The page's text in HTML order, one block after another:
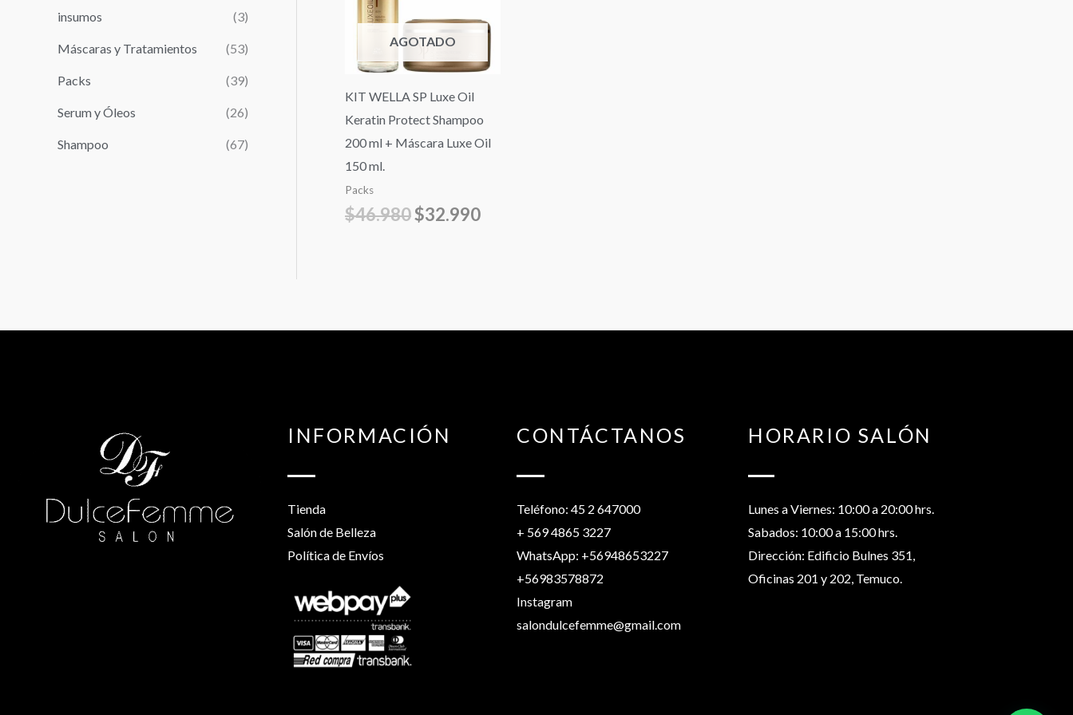
insumos (3)
Máscaras y Tratamientos (53)
Packs (39)
Serum y Óleos (26)
Shampoo (67)
AGOTADO
KIT WELLA SP Luxe Oil
Keratin Protect Shampoo
200 ml + Máscara Luxe Oil
150 ml.
Packs
$46.980
$46.980.
$32.990
$32.990.
INFORMACIÓN
Tienda
Salón de Belleza
Política de Envíos
CONTÁCTANOS
Teléfono: 45 2 647000
+ 569 4865 3227
WhatsApp: +56948653227
+56983578872
Instagram
salondulcefemme@gmail.com
HORARIO SALÓN
Lunes a Viernes: 10:00 a 20:00 hrs.
Sabados: 10:00 a 15:00 hrs.
Dirección: Edificio Bulnes 351,
Oficinas 201 y 202, Temuco.